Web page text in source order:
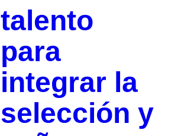
talento
para
integrar la
selección y